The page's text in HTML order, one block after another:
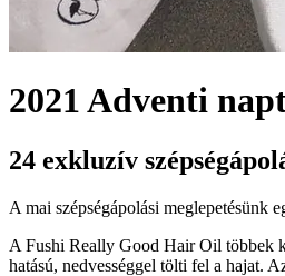
2021 Adventi
24 exkluzív
A mai szépségápolási meglepetésünk
A Fushi Really Good Hair Oil többek
hatású, nedvességgel tölti fel a hajat.